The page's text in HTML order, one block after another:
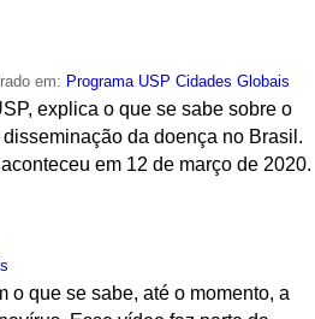
em: Programa USP Cidades Globais
explica o que se sabe sobre o
da doença no Brasil.
em 12 de março de 2020.
o que se sabe, até o momento, a